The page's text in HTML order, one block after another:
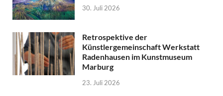
30. Juli 2026
Retrospektive der
Künstlergemeinschaft Werkstatt
Radenhausen im Kunstmuseum
Marburg
23. Juli 2026